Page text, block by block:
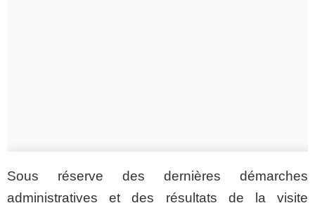
Sous réserve des dernières démarches
administratives et des résultats de la visite